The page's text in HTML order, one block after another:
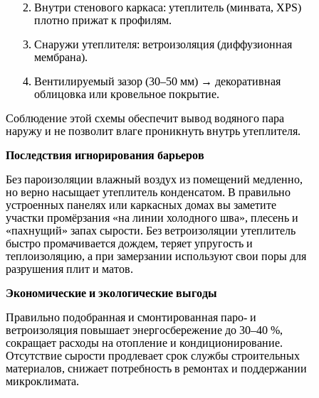
Внутри стенового каркаса: утеплитель (минвата, XPS)
плотно прижат к профилям.
Снаружи утеплителя: ветроизоляция (диффузионная
мембрана).
Вентилируемый зазор (30–50 мм) → декоративная
облицовка или кровельное покрытие.
Соблюдение этой схемы обеспечит вывод водяного пара
наружу и не позволит влаге проникнуть внутрь утеплителя.
Последствия игнорирования барьеров
Без пароизоляции влажный воздух из помещений медленно,
но верно насыщает утеплитель конденсатом. В правильно
устроенных панелях или каркасных домах вы заметите
участки промёрзания «на линии холодного шва», плесень и
«пахнущий» запах сырости. Без ветроизоляции утеплитель
быстро промачивается дождем, теряет упругость и
теплоизоляцию, а при замерзании используют свои поры для
разрушения плит и матов.
Экономические и экологические выгоды
Правильно подобранная и смонтированная паро- и
ветроизоляция повышает энергосбережение до 30–40 %,
сокращает расходы на отопление и кондиционирование.
Отсутствие сырости продлевает срок службы строительных
материалов, снижает потребность в ремонтах и поддержании
микроклимата.